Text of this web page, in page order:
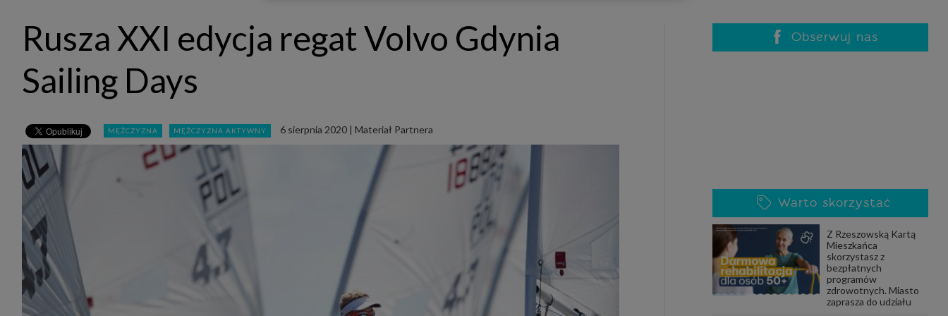
takie nie wymaga dodatkowej zgody z Twojej strony, ale możesz mu się w każdej chwili sprzeciwić. O ile nie
zdecydujesz inaczej, dokonując stosownych zmian ustawień w Twojej przeglądarce, podmioty z Grupy SAGIER
będą również instalować na Twoich urządzeniach pliki cookies i podobne oraz odczytywać informacje z takich
plików. Bliższe informacje o cookies znajdziesz w akapicie „Cookies” pod koniec tej informacji.
PODMIIOTY ZALEŻNE:
http://www.biznesistyl.pl/
http://poradnikbudowlany.eu/
http://www.sagier.pl/
Jeżeli wyrazisz zgodę, o którą wyżej prosimy, administratorami Twoich danych osobowych będą także nasi
i tam też zmodyfikować lub cofnąć swoje zgody.
1. Jeśli zawieramy z Tobą umowę o realizację danej usługi (np. usługi zapewniającej Ci możliwość zapoznania się
z jednym z naszych serwisów w oparciu o treść regulaminu tego serwisu), to możemy przetwarzać Twoje dane w
Rusza XXI edycja regat Volvo Gdynia
Sailing Days
MĘŻCZYZNA MĘŻCZYZNA AKTYWNY 6 sierpnia 2020| Materiał Partnera
Obserwuj nas
Warto skorzystać
Z Rzeszowską Kartą
Mieszkańca
skorzystasz z
bezpłatnych
programów
zdrowotnych. Miasto
zaprasza do udziału